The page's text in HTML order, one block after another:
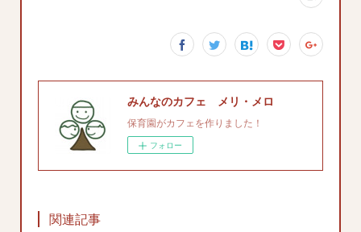
みんなのカフェ メリ・メロ
保育園がカフェを作りました！
フォロー
関連記事